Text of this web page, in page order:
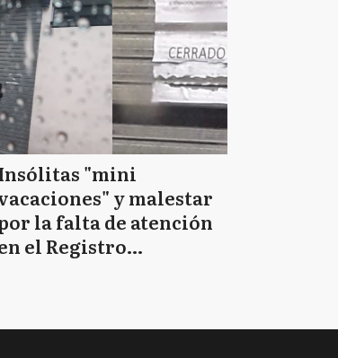
"mini
y malestar
la falta de atención
el Registro